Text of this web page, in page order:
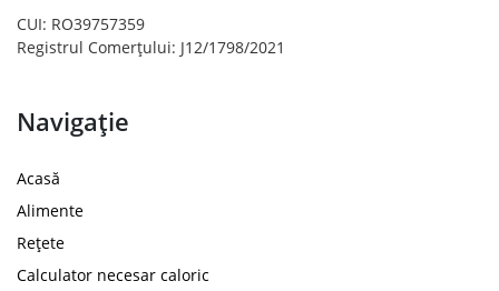
CUI: RO39757359
Registrul Comerțului: J12/1798/2021
Navigație
Acasă
Alimente
Rețete
Calculator necesar caloric